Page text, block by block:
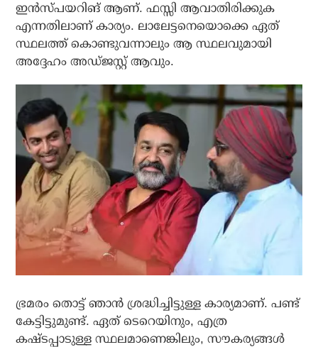
ഇന്‍സ്പയറിങ് ആണ്. ഫസ്സി ആവാതിരിക്കുക
എന്നതിലാണ് കാര്യം. ലാലേട്ടനെയൊക്കെ ഏത്
സ്ഥലത്ത് കൊണ്ടുവന്നാലും ആ സ്ഥലവുമായി
അദ്ദേഹം അഡ്ജസ്റ്റ് ആവും.
ഭ്രമരം തൊട്ട് ഞാന്‍ ശ്രദ്ധിച്ചിട്ടുള്ള കാര്യമാണ്. പണ്ട്
കേട്ടിട്ടുമുണ്ട്. ഏത് ടെറെയിനും, എത്ര
കഷ്ടപ്പാടുള്ള സ്ഥലമാണെങ്കിലും, സൗകര്യങ്ങള്‍